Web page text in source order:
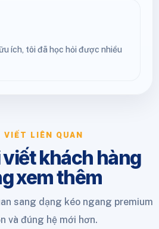
ích, tôi đã học hỏi được nhiều
VIẾT LIÊN QUAN
khách hàng
xem thêm
sang dạng kéo ngang premium
và đúng hệ mới hơn.